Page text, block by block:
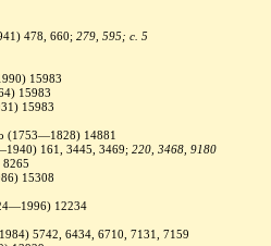
478, 660; 279, 595; с. 5
15983
15983
15983
(1753—1828) 14881
161, 3445, 3469; 220, 3468, 9180
8265
15308
12234
5742, 6434, 6710, 7131, 7159